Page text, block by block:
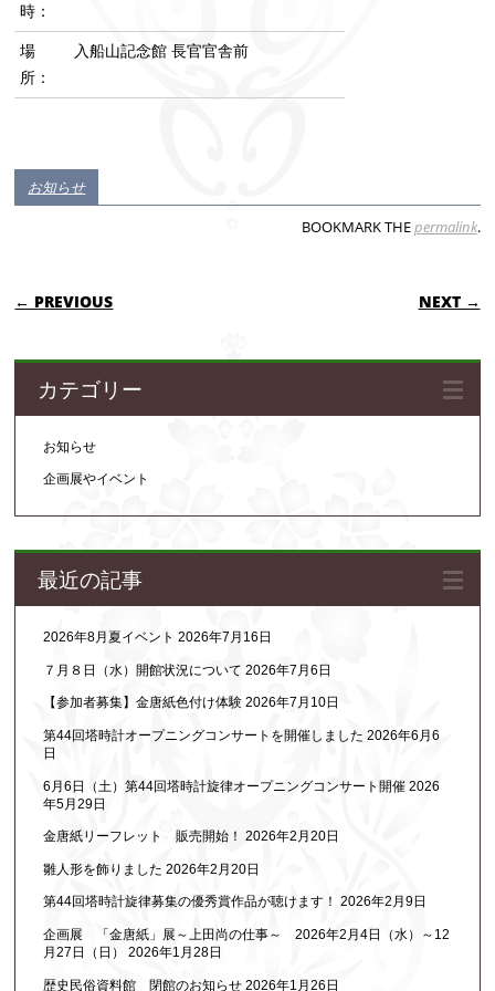
時：
場
所：
入船山記念館 長官官舎前
お知らせ
BOOKMARK THEpermalink.
POST NAVIGATION
← PREVIOUS NEXT →
カテゴリー
お知らせ
企画展やイベント
最近の記事
2026年8月夏イベント 2026年7月16日
７月８日（水）開館状況について 2026年7月6日
【参加者募集】金唐紙色付け体験 2026年7月10日
第44回塔時計オープニングコンサートを開催しました 2026年6月6
日
6月6日（土）第44回塔時計旋律オープニングコンサート開催 2026
年5月29日
金唐紙リーフレット 販売開始！ 2026年2月20日
雛人形を飾りました 2026年2月20日
第44回塔時計旋律募集の優秀賞作品が聴けます！ 2026年2月9日
企画展 「金唐紙」展～上田尚の仕事～ 2026年2月4日（水）～12
月27日（日）
2026年1月28日
歴史民俗資料館 閉館のお知らせ 2026年1月26日